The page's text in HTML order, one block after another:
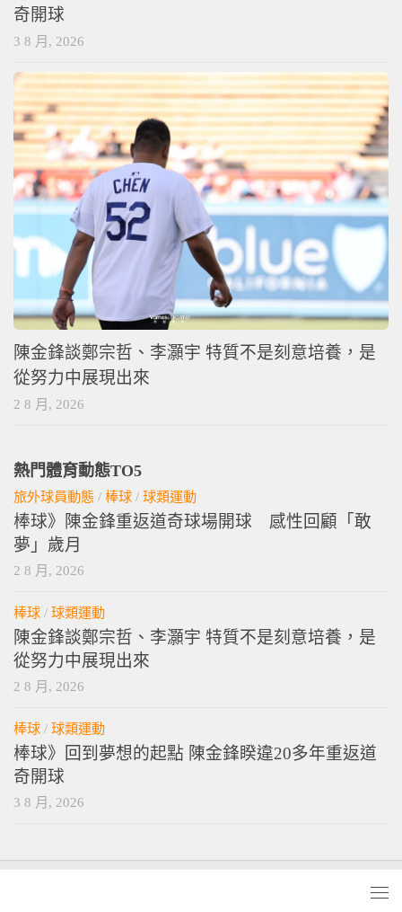
奇開球
3 8 月, 2026
陳金鋒談鄭宗哲、李灝宇 特質不是刻意培養，是
從努力中展現出來
2 8 月, 2026
熱門體育動態TO5
旅外球員動態 / 棒球 / 球類運動
棒球》陳金鋒重返道奇球場開球 感性回顧「敢
夢」歲月
2 8 月, 2026
棒球 / 球類運動
陳金鋒談鄭宗哲、李灝宇 特質不是刻意培養，是
從努力中展現出來
2 8 月, 2026
棒球 / 球類運動
棒球》回到夢想的起點 陳金鋒睽違20多年重返道
奇開球
3 8 月, 2026